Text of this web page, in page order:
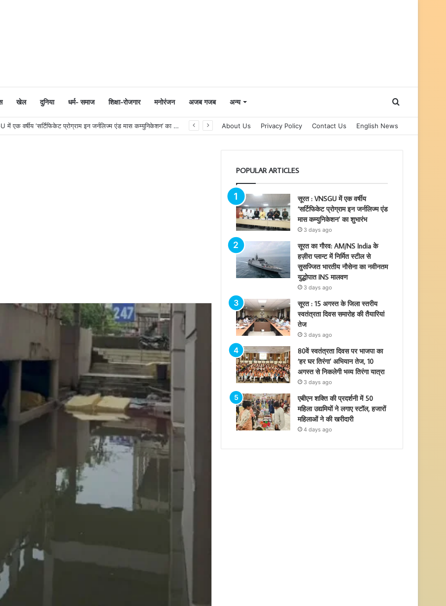
खेल दुनिया धर्म- समाज शिक्षा-रोजगार मनोरंजन अजब गजब अन्य Search
सूरत का गौरव: AM/NS India के हज़ीरा प्लान्ट में निर्मित स्टील से सुसज्जित भारतीय नौसेना का नवीनतम युद्धोपात INS मालवण About Us Privacy Policy Contact Us English News
POPULAR ARTICLES
सूरत : VNSGU में एक वर्षीय
‘सर्टिफिकेट प्रोग्राम इन जर्नलिज्म एंड
मास कम्युनिकेशन’ का शुभारंभ
3 days ago
सूरत का गौरव: AM/NS India के
हज़ीरा प्लान्ट में निर्मित स्टील से
सुसज्जित भारतीय नौसेना का नवीनतम
युद्धोपात INS मालवण
3 days ago
सूरत : 15 अगस्त के जिला स्तरीय
स्वतंत्रता दिवस समारोह की तैयारियां
तेज
3 days ago
80वें स्वतंत्रता दिवस पर भाजपा का
‘हर घर तिरंगा’ अभियान तेज, 10
अगस्त से निकलेगी भव्य तिरंगा यात्रा
3 days ago
एबीएन शक्ति की प्रदर्शनी में 50
महिला उद्यमियों ने लगाए स्टॉल, हजारों
महिलाओं ने की खरीदारी
4 days ago